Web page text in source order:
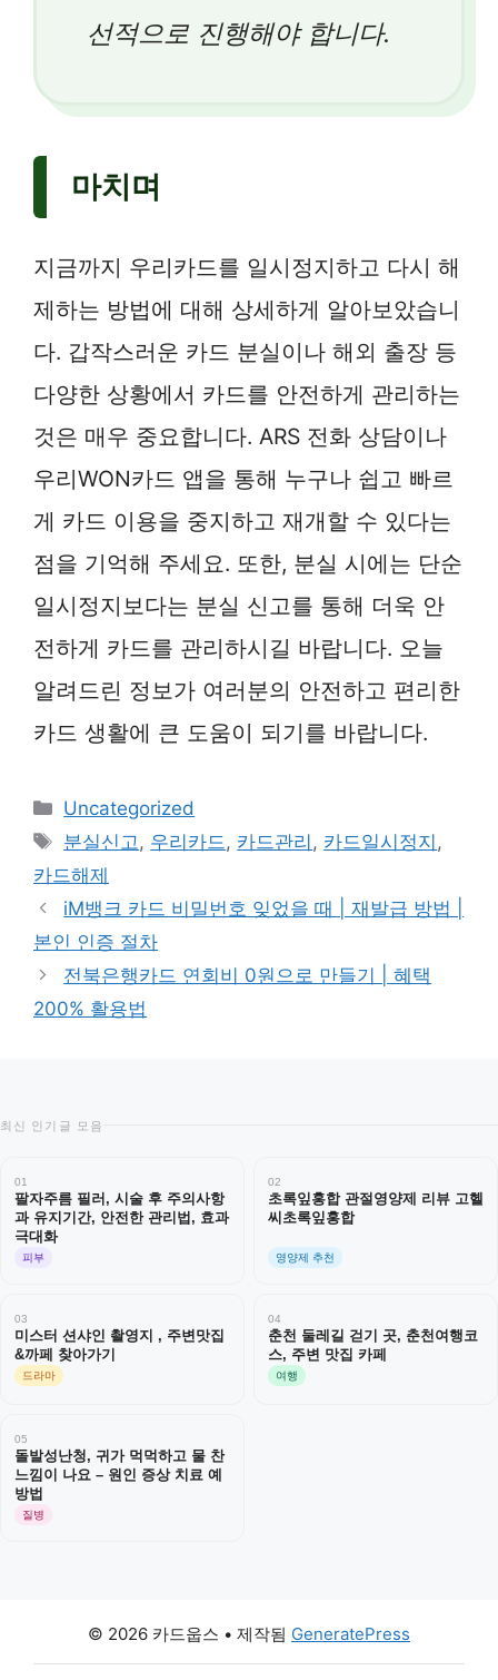
선적으로 진행해야 합니다.
마치며
지금까지 우리카드를 일시정지하고 다시 해
제하는 방법에 대해 상세하게 알아보았습니
다. 갑작스러운 카드 분실이나 해외 출장 등
다양한 상황에서 카드를 안전하게 관리하는
것은 매우 중요합니다. ARS 전화 상담이나
우리WON카드 앱을 통해 누구나 쉽고 빠르
게 카드 이용을 중지하고 재개할 수 있다는
점을 기억해 주세요. 또한, 분실 시에는 단순
일시정지보다는 분실 신고를 통해 더욱 안
전하게 카드를 관리하시길 바랍니다. 오늘
알려드린 정보가 여러분의 안전하고 편리한
카드 생활에 큰 도움이 되기를 바랍니다.
카
테
리
Uncategorized
태
그
분실신고 , 우리카드 , 카드관리 , 카드일시정지 ,
카드해제
iM뱅크 카드 비밀번호 잊었을 때 | 재발급 방법 |
본인 인증 절차
전북은행카드 연회비 0원으로 만들기 | 혜택
200% 활용법
최신 인기글 모음
01
팔자주름 필러, 시술 후 주의사항
과 유지기간, 안전한 관리법, 효과
극대화
피부
02
초록잎홍합 관절영양제 리뷰 고헬
씨초록잎홍합
영양제 추천
03
미스터 션샤인 촬영지 , 주변맛집
&까페 찾아가기
드라마
04
춘천 둘레길 걷기 곳, 춘천여행코
스, 주변 맛집 카페
여행
05
돌발성난청, 귀가 먹먹하고 물 찬
느낌이 나요 – 원인 증상 치료 예
방법
질병
© 2026 카드웁스 • 제작됨 GeneratePress